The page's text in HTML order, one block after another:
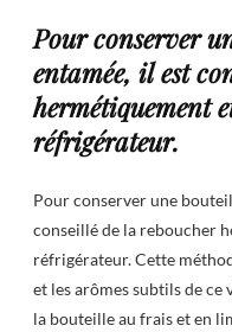
Pour conserver
entamée, il est
hermétiquement
réfrigérateur.
Pour conserver une
conseillé de la reboucher
réfrigérateur. Cette
et les arômes subtils de ce
la bouteille au frais et en